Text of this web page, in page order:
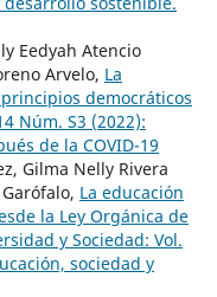
Eedyah Atencio
Arvelo, La
democráticos
Núm. S3 (2022):
de la COVID-19
Gilma Nelly Rivera
La educación
la Ley Orgánica de
y Sociedad: Vol.
sociedad y